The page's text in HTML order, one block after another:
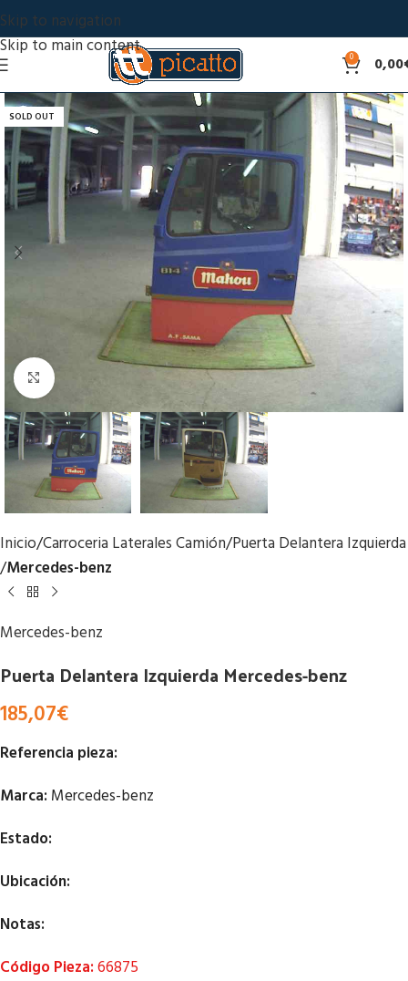
Skip to navigation
Skip to main content
0 0,00
SOLD OUT
Click to enlarge
Inicio Carroceria Laterales Camión Puerta Delantera Izquierda
Mercedes-benz
Mercedes-benz
Puerta Delantera Izquierda Mercedes-benz
185,07€
Referencia pieza:
Marca: Mercedes-benz
Estado:
Ubicación:
Notas:
Código Pieza:66875